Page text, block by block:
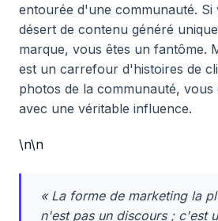
entourée d'une communauté.
désert de contenu généré
marque, vous êtes un fantôme.
est un carrefour d'histoires de
photos de la communauté, vous
avec une véritable influence.
\n\n
« La forme de marketing la
n'est pas un discours ; c'est